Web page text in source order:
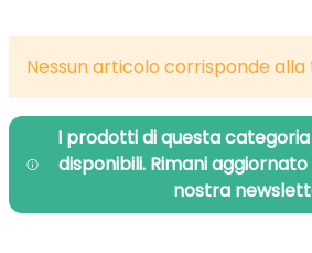
Nessun articolo corrisponde alla
I prodotti di questa
disponibili. Rimani
nostra